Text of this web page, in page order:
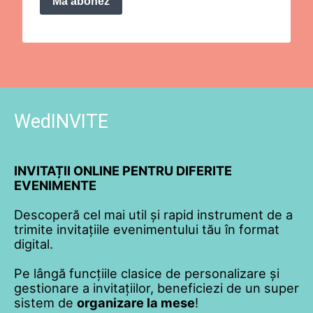
WedINVITE
INVITAȚII ONLINE PENTRU DIFERITE
EVENIMENTE
Descoperă cel mai util și rapid instrument de a
trimite invitațiile evenimentului tău în format
digital.
Pe lângă funcțiile clasice de personalizare și
gestionare a invitațiilor, beneficiezi de un super
sistem de organizare la mese!